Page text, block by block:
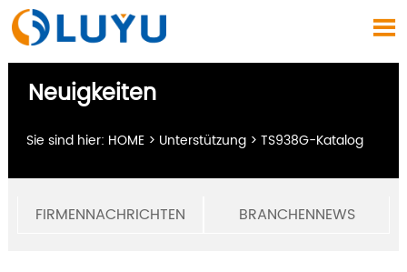

Neuigkeiten
Sie sind hier: HOME> Unterstützung> TS938G-Katalog
FIRMENNACHRICHTEN BRANCHENNEWS